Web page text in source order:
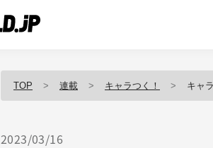
TOP 連載 キャラつく！ キャラ
2023/03/16